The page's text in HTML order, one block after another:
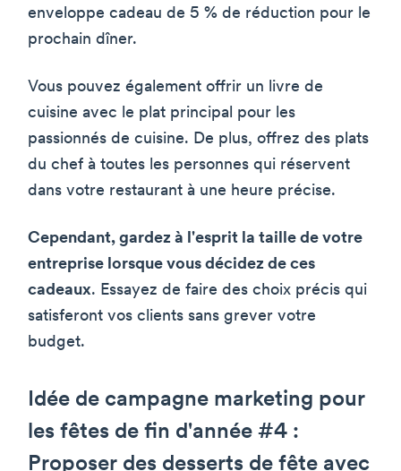
enveloppe cadeau de 5 % de réduction pour le
prochain dîner.
Vous pouvez également offrir un livre de
cuisine avec le plat principal pour les
passionnés de cuisine. De plus, offrez des plats
du chef à toutes les personnes qui réservent
dans votre restaurant à une heure précise.
Cependant, gardez à l'esprit la taille de votre
entreprise lorsque vous décidez de ces
cadeaux. Essayez de faire des choix précis qui
satisferont vos clients sans grever votre
budget.
Idée de campagne marketing pour
les fêtes de fin d'année #4 :
Proposer des desserts de fête avec